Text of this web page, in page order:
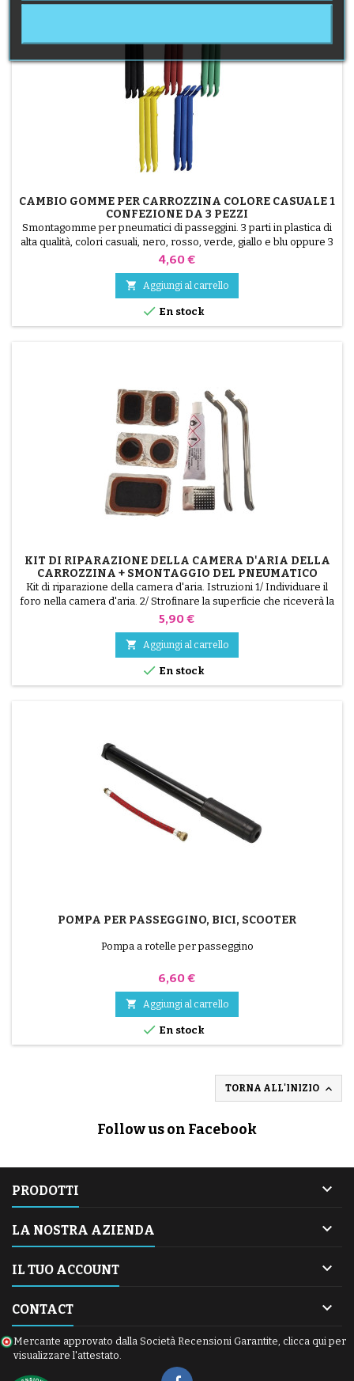
CAMBIO GOMME PER CARROZZINA COLORE CASUALE 1
CONFEZIONE DA 3 PEZZI
Smontagomme per pneumatici di passeggini. 3 parti in plastica di
alta qualità, colori casuali, nero, rosso, verde, giallo e blu oppure 3
parti in acciaio ( grigio ) Il montaggio del pneumatico avviene a
Prezzo
4,60 €
 Aggiungi al carrello
 En stock
KIT DI RIPARAZIONE DELLA CAMERA D'ARIA DELLA
CARROZZINA + SMONTAGGIO DEL PNEUMATICO
Kit di riparazione della camera d'aria. Istruzioni 1/ Individuare il
foro nella camera d'aria. 2/ Strofinare la superficie che riceverà la
toppa con il raschietto in dotazione. 3/ Sgrassare, pulire e
intorno al foro. 5/ Attendere circa 1 minuto finché la colla non è
più lucida. 6/...
Prezzo
5,90 €
 Aggiungi al carrello
 En stock
POMPA PER PASSEGGINO, BICI, SCOOTER
Pompa a rotelle per passeggino
Prezzo
6,60 €
 Aggiungi al carrello
 En stock
TORNA ALL'INIZIO 
Follow us on Facebook
PRODOTTI 
LA NOSTRA AZIENDA 
IL TUO ACCOUNT 
CONTACT 
Mercante approvato dalla Società Recensioni Garantite, clicca qui per
visualizzare l'attestato